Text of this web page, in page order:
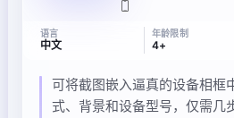
语言
中文
年龄限制
4+
可将截图嵌入逼真的设备相框
式、背景和设备型号，仅需几